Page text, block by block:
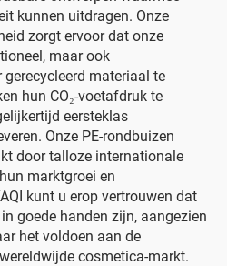
kunnen uitdragen. Onze
zorgt ervoor dat onze
maar ook
materiaal te
hun CO₂-voetafdruk te
eersteklas
Onze PE-rondbuizen
door talloze internationale
marktgroei en
kunt u erop vertrouwen dat
goede handen zijn, aangezien
het voldoen aan de
cosmetica-markt.